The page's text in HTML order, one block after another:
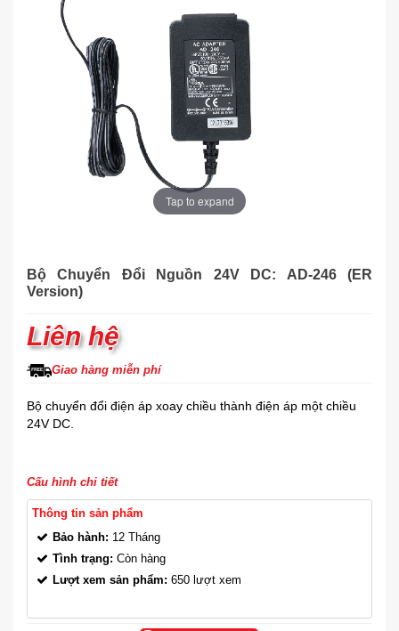
Tap to expand
Bộ Chuyển Đổi Nguồn 24V DC: AD-246 (ER
Version)
Liên hệ
Giao hàng miễn phí
Bộ chuyển đổi điện áp xoay chiều thành điện áp một chiều
24V DC.
Cấu hình chi tiết
Thông tin sản phẩm
Bảo hành: 12 Tháng
Tình trạng: Còn hàng
Lượt xem sản phẩm: 650 lượt xem